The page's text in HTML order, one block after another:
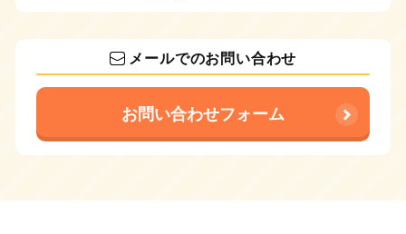
メールでのお問い合わせ
お問い合わせフォーム